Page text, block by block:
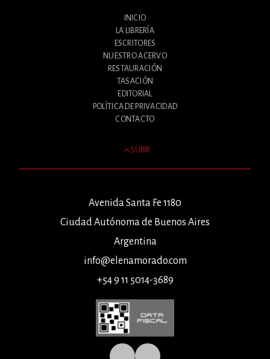
INICIO
LA LIBRERÍA
ESCRITORES
NUESTRO ACERVO
RESTAURACIÓN
TASACIÓN
EDITORIAL
POLÍTICA DE PRIVACIDAD
CONTACTO
SUBIR
Avenida Santa Fe 1180
Ciudad Autónoma de Buenos Aires
Argentina
info@elenamorado.com
+54 9 11 5014-3689